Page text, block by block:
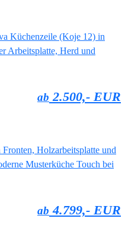
ab 2.500,- EUR
ab 4.799,- EUR